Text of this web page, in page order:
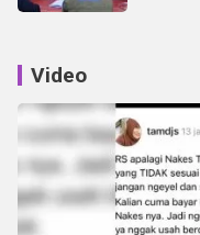
Video